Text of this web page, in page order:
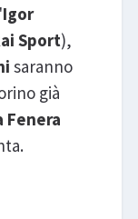
Igor
Sport),
saranno
già
Fenera